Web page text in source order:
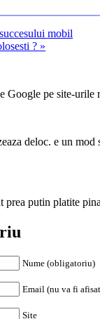
mobil
? »
Google pe site-urile
deloc. e un
prea putin platite
Nume (obligatoriu)
Email (nu va fi
Site